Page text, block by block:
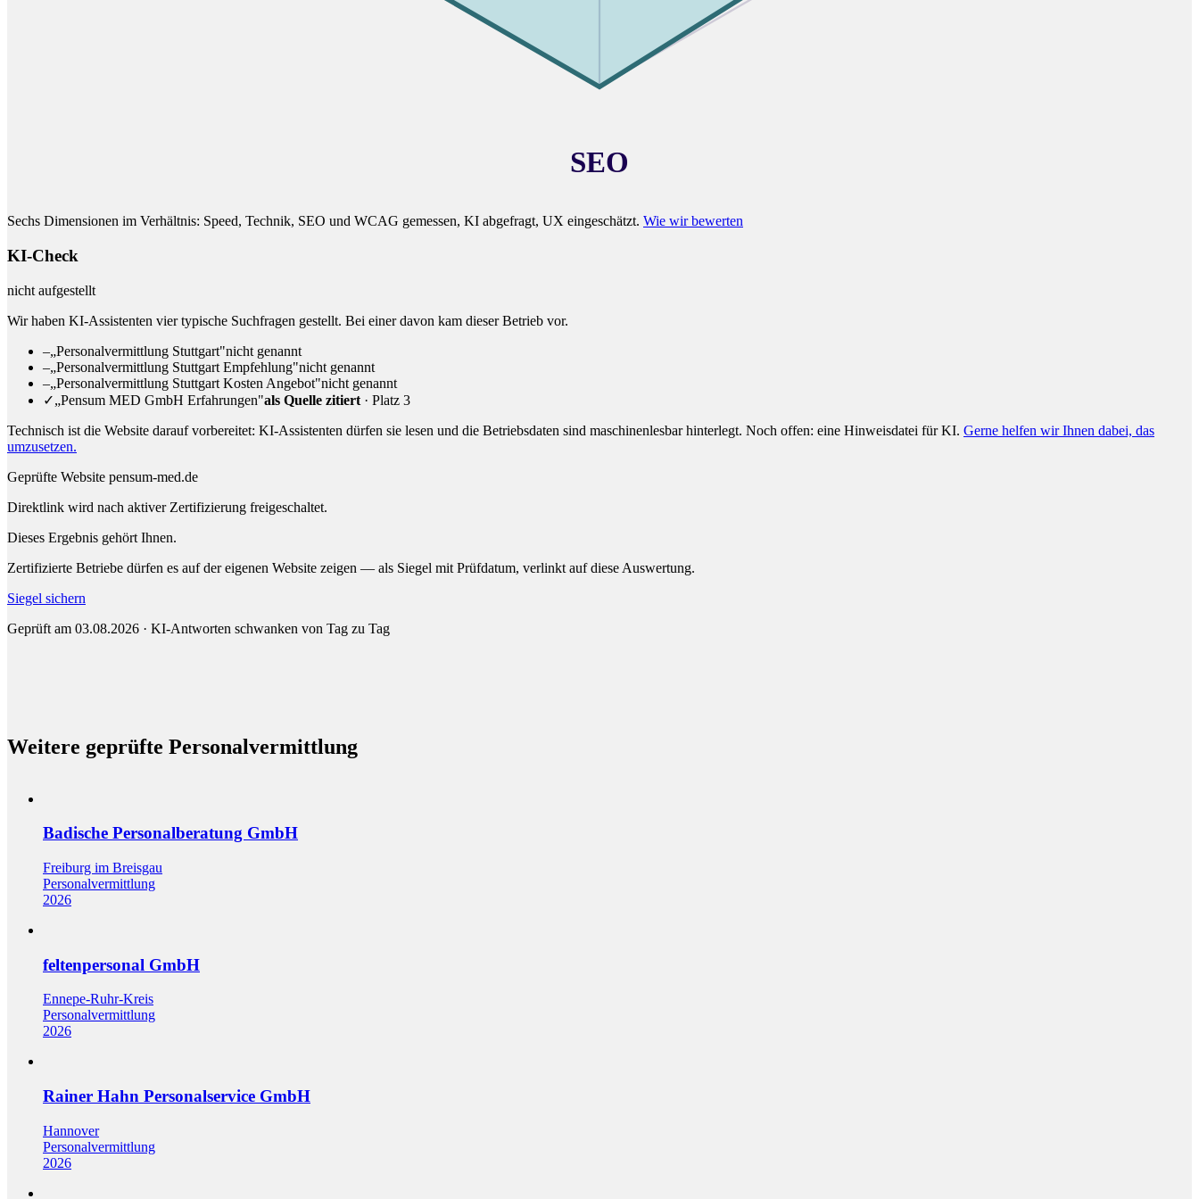
SEO
Sechs Dimensionen im Verhältnis: Speed, Technik, SEO und WCAG gemessen, KI abgefragt, UX eingeschätzt. Wie wir bewerten
KI-Check
nicht aufgestellt
Wir haben KI-Assistenten vier typische Suchfragen gestellt. Bei einer davon kam dieser Betrieb vor.
–„Personalvermittlung Stuttgart"nicht genannt
–„Personalvermittlung Stuttgart Empfehlung"nicht genannt
–„Personalvermittlung Stuttgart Kosten Angebot"nicht genannt
✓„Pensum MED GmbH Erfahrungen"als Quelle zitiert · Platz 3
Technisch ist die Website darauf vorbereitet: KI-Assistenten dürfen sie lesen und die Betriebsdaten sind maschinenlesbar hinterlegt. Noch offen: eine Hinweisdatei für KI. Gerne helfen wir Ihnen dabei, das
umzusetzen.
Geprüfte Website pensum-med.de
Direktlink wird nach aktiver Zertifizierung freigeschaltet.
Dieses Ergebnis gehört Ihnen.
Zertifizierte Betriebe dürfen es auf der eigenen Website zeigen — als Siegel mit Prüfdatum, verlinkt auf diese Auswertung.
Siegel sichern
Geprüft am 03.08.2026 · KI-Antworten schwanken von Tag zu Tag
Weitere geprüfte Personalvermittlung
Badische Personalberatung GmbH
Freiburg im Breisgau
Personalvermittlung
2026
feltenpersonal GmbH
Ennepe-Ruhr-Kreis
Personalvermittlung
2026
Rainer Hahn Personalservice GmbH
Hannover
Personalvermittlung
2026